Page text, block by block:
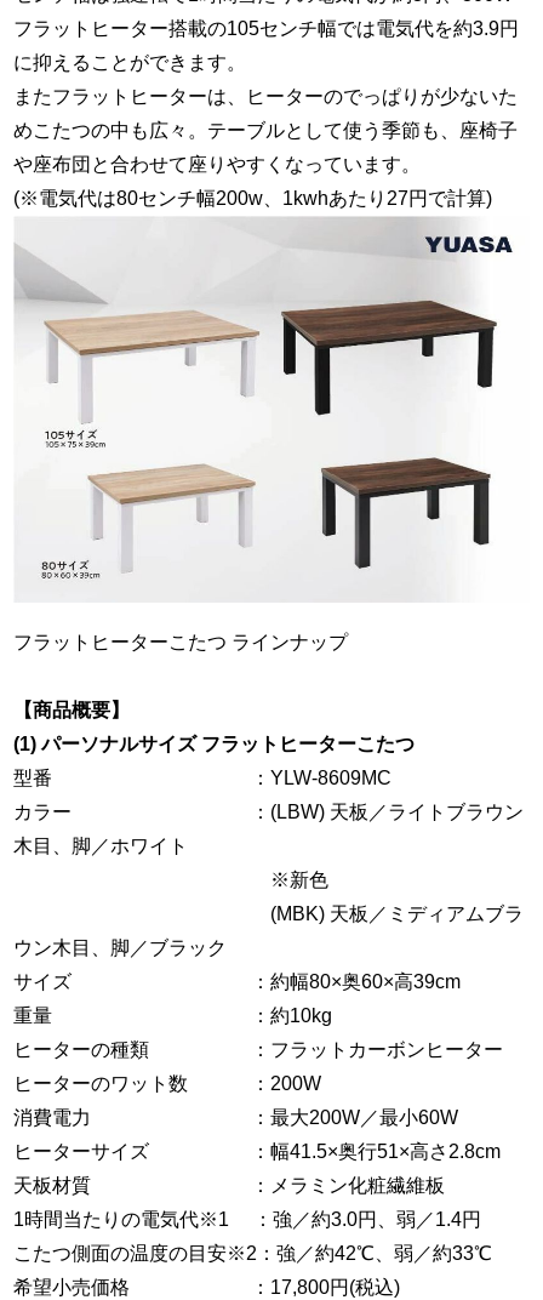
フラットヒーター搭載の105センチ幅では電気代を約3.9円
に抑えることができます。
またフラットヒーターは、ヒーターのでっぱりが少ないた
めこたつの中も広々。テーブルとして使う季節も、座椅子
や座布団と合わせて座りやすくなっています。
(※電気代は80センチ幅200w、1kwhあたり27円で計算)
フラットヒーターこたつ ラインナップ
【商品概要】
(1) パーソナルサイズ フラットヒーターこたつ
型番 ：YLW-8609MC
カラー ：(LBW) 天板／ライトブラウン
木目、脚／ホワイト
※新色
(MBK) 天板／ミディアムブラ
ウン木目、脚／ブラック
サイズ ：約幅80×奥60×高39cm
重量 ：約10kg
ヒーターの種類 ：フラットカーボンヒーター
ヒーターのワット数 ：200W
消費電力 ：最大200W／最小60W
ヒーターサイズ ：幅41.5×奥行51×高さ2.8cm
天板材質 ：メラミン化粧繊維板
1時間当たりの電気代※1 ：強／約3.0円、弱／1.4円
こたつ側面の温度の目安※2：強／約42℃、弱／約33℃
希望小売価格 ：17,800円(税込)